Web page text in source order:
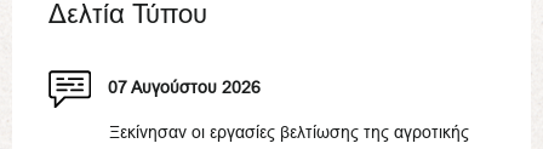
Δελτία Τύπου
07 Αυγούστου 2026
Ξεκίνησαν οι εργασίες βελτίωσης της αγροτικής